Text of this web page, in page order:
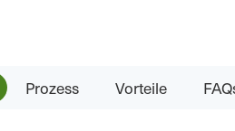
Prozess Vorteile